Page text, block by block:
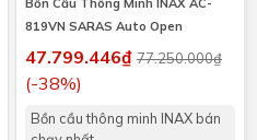
Bồn Cầu Thông Minh INAX AC-
819VN SARAS Auto Open
47.799.446₫ 77.250.000₫
(-38%)
Bồn cầu thông minh INAX bán